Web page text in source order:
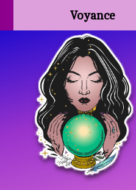
Voyance